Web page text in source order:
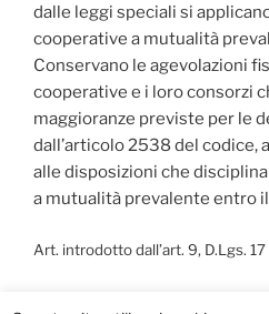
dalle leggi speciali si
cooperative a mutualità
Conservano le agevolazioni
cooperative e i loro consorzi
maggioranze previste per le
dall’articolo 2538 del codice,
alle disposizioni che
a mutualità prevalente entro
Art. introdotto dall’art. 9, D.Lgs.